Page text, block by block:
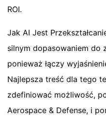
ROI.
Jak AI Jest
silnym dopasowaniem do
ponieważ łączy
Najlepsza treść dla tego
zdefiniować możliwość,
Aerospace & Defense, i